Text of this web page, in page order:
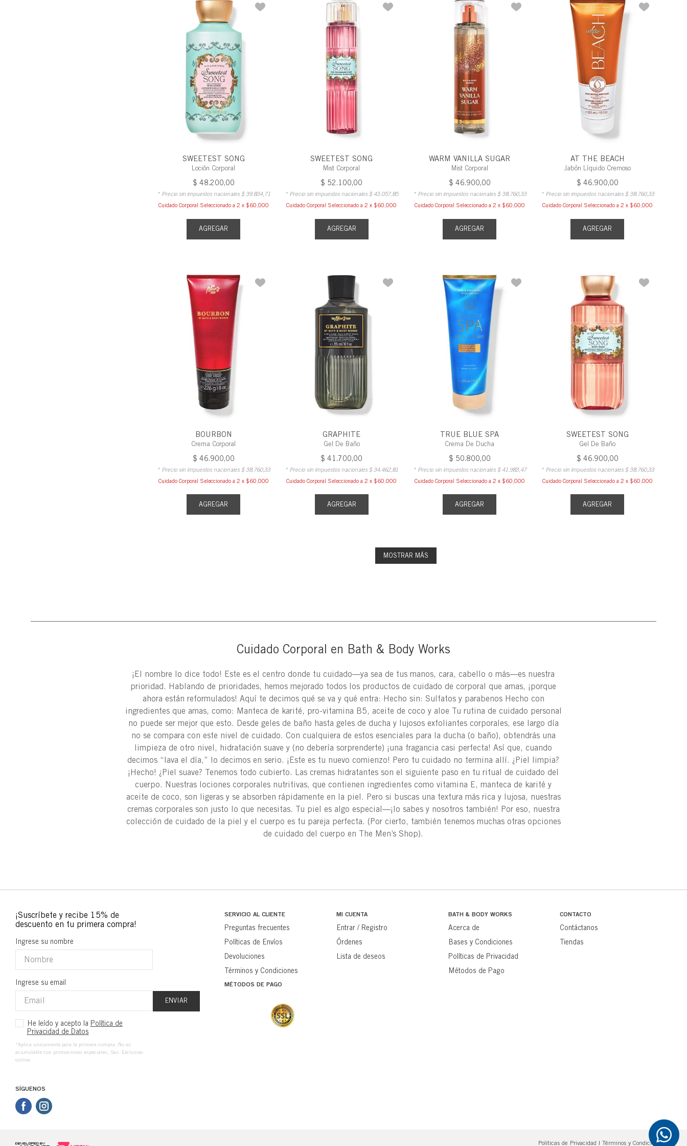
SWEETEST SONG
Loción Corporal
$ 48.200,00
* Precio sin impuestos nacionales $ 39. 834, 71
Cuidado Corporal Seleccionado a 2 x $60,000
AGREGAR
SWEETEST SONG
Mist Corporal
$ 52.100,00
* Precio sin impuestos nacionales$ 43. 057, 85
Cuidado Corporal Seleccionado a 2 x $60,000
AGREGAR
WARM VANILLA SUGAR
Mist Corporal
$ 46.900,00
* Precio sin impuestos nacionales $ 38. 760,33
Cuidado Corporal Seleccionado a 2 x $60,000
AGREGAR
AT THE BEACH
Jabón Líquido Cremoso
$ 46.900,00
* Precio sin impuestos nacionales $ 38. 760,33
Cuidado Corporal Seleccionado a 2 x $60,000
AGREGAR
BOURBON
Crema Corporal
$ 46.900,00
* Precio sin impuestos nacionales $ 38. 760,33
Cuidado Corporal Seleccionado a 2 x $60,000
AGREGAR
GRAPHITE
Gel De Baño
$ 41 .700,00
* Precio sin impuestos nacionales$ 34.462, 81
Cuidado Corporal Seleccionado a 2 x $60,000
AGREGAR
TRUE BLUE SPA
Crema De Ducha
$ 50.800,00
* Precio sin impuestos nacionales $ 41. 983,47
Cuidado Corporal Seleccionado a 2 x $60,000
AGREGAR
SWEETEST SONG
Gel De Baño
$ 46.900,00
* Precio sin impuestos nacionales $ 38. 760,33
Cuidado Corporal Seleccionado a 2 x $60,000
AGREGAR
MOSTRAR MÁS
Cuidado Corporal en Bath & Body Works
¡El nombre lo dice todo! Este es el centro donde tu cuidado—ya sea de tus manos, cara, cabello o más—es nuestra
prioridad. Hablando de prioridades, hemos mejorado todos los productos de cuidado de corporal que amas, ¡porque
ahora están reformulados! Aquí te decimos qué se va y qué entra: Hecho sin: Sulfatos y parabenos Hecho con
ingredientes que amas, como: Manteca de karité, pro-vitamina B5, aceite de coco y aloe Tu rutina de cuidado personal
no puede ser mejor que esto. Desde geles de baño hasta geles de ducha y lujosos exfoliantes corporales, ese largo día
no se compara con este nivel de cuidado. Con cualquiera de estos esenciales para la ducha (o baño), obtendrás una
limpieza de otro nivel, hidratación suave y (no debería sorprenderte) ¡una fragancia casi perfecta! Así que, cuando
decimos “lava el día,” lo decimos en serio. ¡Este es tu nuevo comienzo! Pero tu cuidado no termina allí. ¿Piel limpia?
¡Hecho! ¿Piel suave? Tenemos todo cubierto. Las cremas hidratantes son el siguiente paso en tu ritual de cuidado del
cuerpo. Nuestras lociones corporales nutritivas, que contienen ingredientes como vitamina E, manteca de karité y
aceite de coco, son ligeras y se absorben rápidamente en la piel. Pero si buscas una textura más rica y lujosa, nuestras
cremas corporales son justo lo que necesitas. Tu piel es algo especial—¡lo sabes y nosotros también! Por eso, nuestra
colección de cuidado de la piel y el cuerpo es tu pareja perfecta. (Por cierto, también tenemos muchas otras opciones
de cuidado del cuerpo en The Men’s Shop).
Ingrese su nombre
Ingrese su email
ENVIAR
He leído y acepto la Política de
Privacidad de Datos
*Aplica unicamente para la primera compra. No es
acumulable con promociones especiales, Sas. Exclusivo
online.
SÍGUENOS
SERVICIO AL CLIENTE
Preguntas frecuentes
Políticas de Envíos
Devoluciones
Términos y Condiciones
MÉTODOS DE PAGO
MI CUENTA
Entrar / Registro
Órdenes
Lista de deseos
BATH & BODY WORKS
Acerca de
Bases y Condiciones
Políticas de Privacidad
Métodos de Pago
CONTACTO
Contáctanos
Tiendas
Politicas de Privacidad | Términos y Condiciones